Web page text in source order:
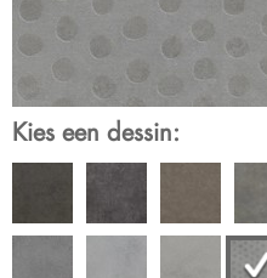
Kies een dessin: